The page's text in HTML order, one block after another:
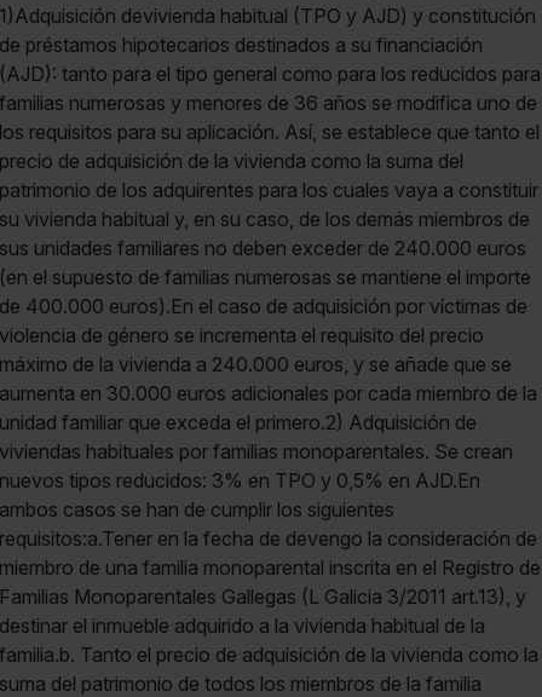
1)Adquisición devivienda habitual (TPO y AJD) y constitución
de préstamos hipotecarios destinados a su financiación
(AJD): tanto para el tipo general como para los reducidos para
familias numerosas y menores de 36 años se modifica uno de
los requisitos para su aplicación. Así, se establece que tanto el
precio de adquisición de la vivienda como la suma del
patrimonio de los adquirentes para los cuales vaya a constituir
su vivienda habitual y, en su caso, de los demás miembros de
sus unidades familiares no deben exceder de 240.000 euros
(en el supuesto de familias numerosas se mantiene el importe
de 400.000 euros).En el caso de adquisición por víctimas de
violencia de género se incrementa el requisito del precio
máximo de la vivienda a 240.000 euros, y se añade que se
aumenta en 30.000 euros adicionales por cada miembro de la
unidad familiar que exceda el primero.2) Adquisición de
viviendas habituales por familias monoparentales. Se crean
nuevos tipos reducidos: 3% en TPO y 0,5% en AJD.En
ambos casos se han de cumplir los siguientes
requisitos:a.Tener en la fecha de devengo la consideración de
miembro de una familia monoparental inscrita en el Registro de
Familias Monoparentales Gallegas (L Galicia 3/2011 art.13), y
destinar el inmueble adquirido a la vivienda habitual de la
familia.b. Tanto el precio de adquisición de la vivienda como la
suma del patrimonio de todos los miembros de la familia